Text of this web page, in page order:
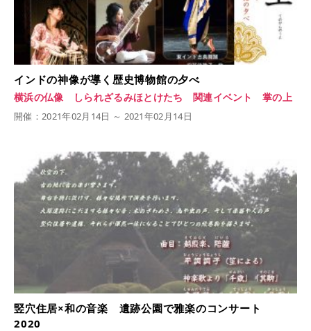
インドの神像が導く歴史博物館の夕べ
横浜の仏像 しられざるみほとけたち 関連イベント 掌の上
開催：2021年02月14日 ～ 2021年02月14日
竪穴住居×和の音楽 遺跡公園で雅楽のコンサート
2020